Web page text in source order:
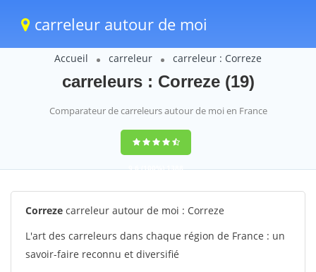
carreleur autour de moi
Accueil carreleur carreleur : Correze
carreleurs : Correze (19)
Comparateur de carreleurs autour de moi en France
9,6(100%)1388
votes
Correze carreleur autour de moi : Correze
L'art des carreleurs dans chaque région de France : un
savoir-faire reconnu et diversifié